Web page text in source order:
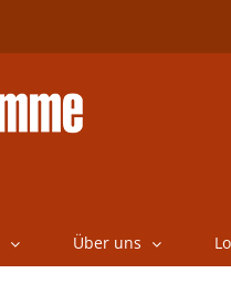
Über uns